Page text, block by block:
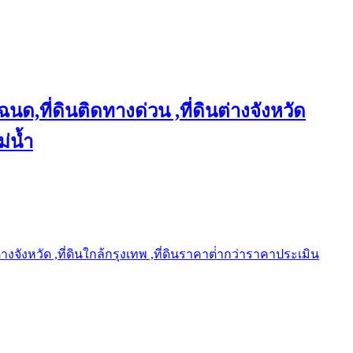
นด,ที่ดินติดทางด่วน ,ที่ดินต่างจังหวัด
น้ำ
จังหวัด ,ที่ดินใกล้กรุงเทพ ,ที่ดินราคาต่ํากว่าราคาประเมิน